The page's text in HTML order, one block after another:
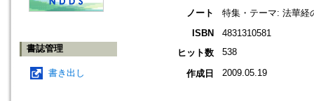
書誌管理
書き出し
ノート
特集・テーマ: 法華経
ISBN
4831310581
ヒット数
538
作成日 2009.05.19